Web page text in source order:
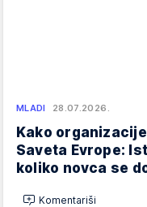
MLADI 28.07.2026.
Kako
Saveta Evrope:
koliko novca se
Komentariši